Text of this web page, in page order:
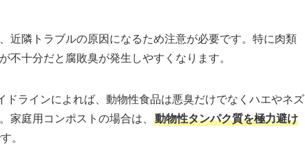
近隣トラブルの原因になるため注意が必要です。特に肉類
不十分だと腐敗臭が発生しやすくなります。
ラインによれば、動物性食品は悪臭だけでなくハエやネズ
家庭用コンポストの場合は、
動物性タンパク質を極力避け
。